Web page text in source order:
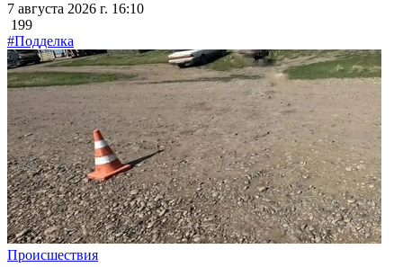
7 августа 2026 г. 16:10
199
#Подделка
Происшествия